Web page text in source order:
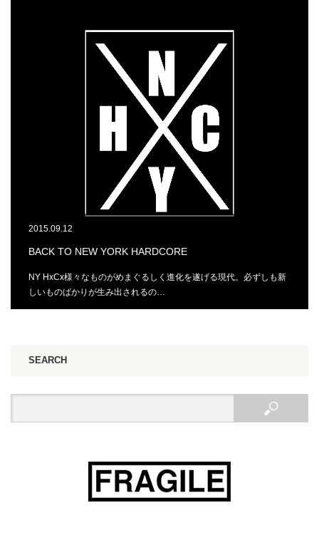
2015.09.12
BACK TO NEW YORK HARDCORE
NY HxCx様々なものがめまぐるしく進化を遂げる現代。必ずしも新
しいものばかりが生み出されるの…
SEARCH